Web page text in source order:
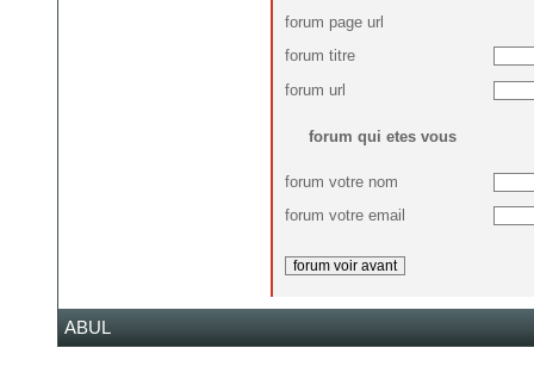
forum page url
forum titre
forum url
forum qui etes vous
forum votre nom
forum votre email
ABUL